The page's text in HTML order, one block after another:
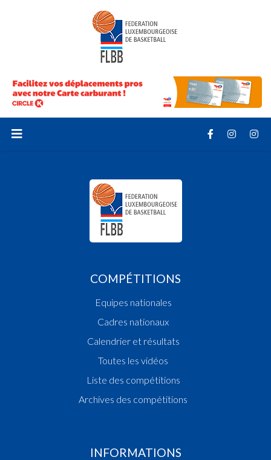
COMPÉTITIONS
Equipes nationales
Cadres nationaux
Calendrier et résultats
Toutes les vidéos
Liste des compétitions
Archives des compétitions
INFORMATIONS